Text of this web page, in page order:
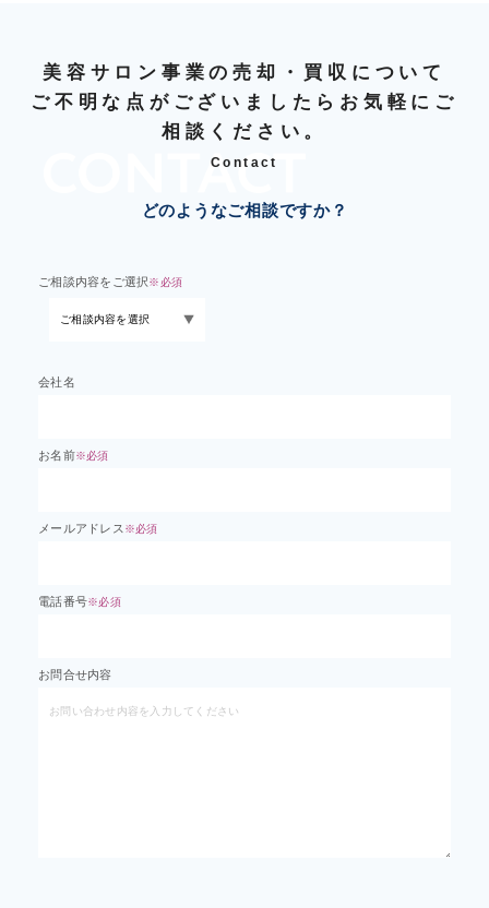
美容サロン事業の売却・買収について
ご不明な点がございましたらお気軽にご
相談ください。
Contact
どのようなご相談ですか？
ご相談内容をご選択※必須
会社名
お名前※必須
メールアドレス ※必須
電話番号※必須
お問合せ内容